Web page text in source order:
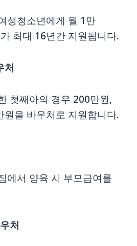
성청소년에게 월 1만
최대 16년간 지원됩니다.
첫째아의 경우 200만원,
을 바우처로 지원합니다.
에서 양육 시 부모급여를
처